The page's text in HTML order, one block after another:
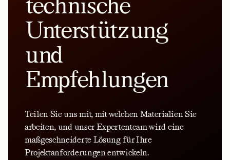
Unterstützung
und
Empfehlungen
Teilen Sie uns mit, mit welchen Materialien Sie
arbeiten, und unser Expertenteam wird eine
maßgeschneiderte Lösung für Ihre
Projektanforderungen entwickeln.